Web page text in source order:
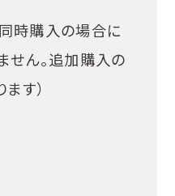
時購入の場合に
せん。追加購入の
す）